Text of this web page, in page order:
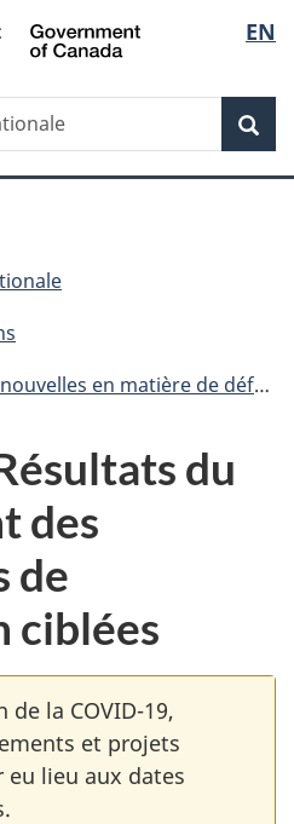
Passer
au
principal
Passer
à
Au
du
Passer
au
de
section
Passer
à
version
simplifiée
de
la
EN
et de sécurité (MINDS) – Rapport annuel 2020-2021
du
des
de
ciblées
de la COVID-19,
et projets
eu lieu aux dates